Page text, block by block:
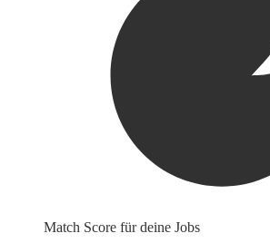
Match Score für deine Jobs